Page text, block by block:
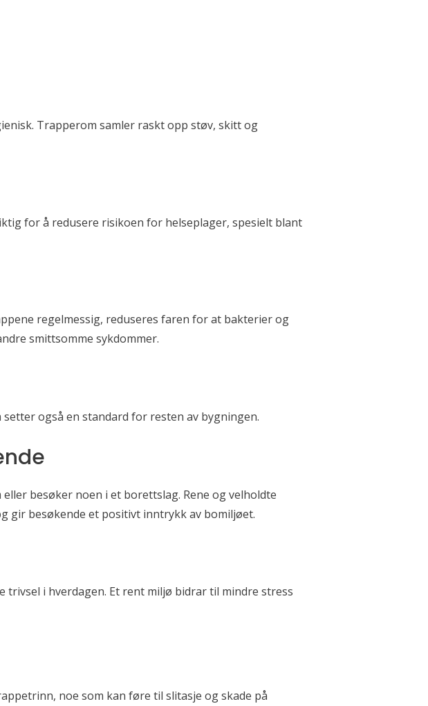
Trapperom samler raskt opp støv, skitt og
for å redusere risikoen for helseplager, spesielt blant
regelmessig, reduseres faren for at bakterier og
smittsomme sykdommer.
også en standard for resten av bygningen.
besøker noen i et borettslag. Rene og velholdte
gir besøkende et positivt inntrykk av bomiljøet.
i hverdagen. Et rent miljø bidrar til mindre stress
noe som kan føre til slitasje og skade på